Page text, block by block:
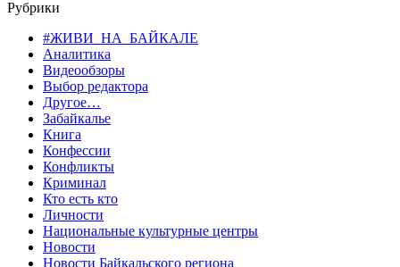
Рубрики
#ЖИВИ_НА_БАЙКАЛЕ
Аналитика
Видеообзоры
Выбор редактора
Другое…
Забайкалье
Книга
Конфессии
Конфликты
Криминал
Кто есть кто
Личности
Национальные культурные центры
Новости
Новости Байкальского региона